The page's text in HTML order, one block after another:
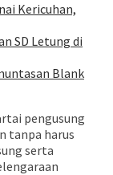
Kericuhan,
SD Letung di
Blank
pengusung
tanpa harus
serta